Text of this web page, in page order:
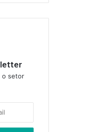
o setor